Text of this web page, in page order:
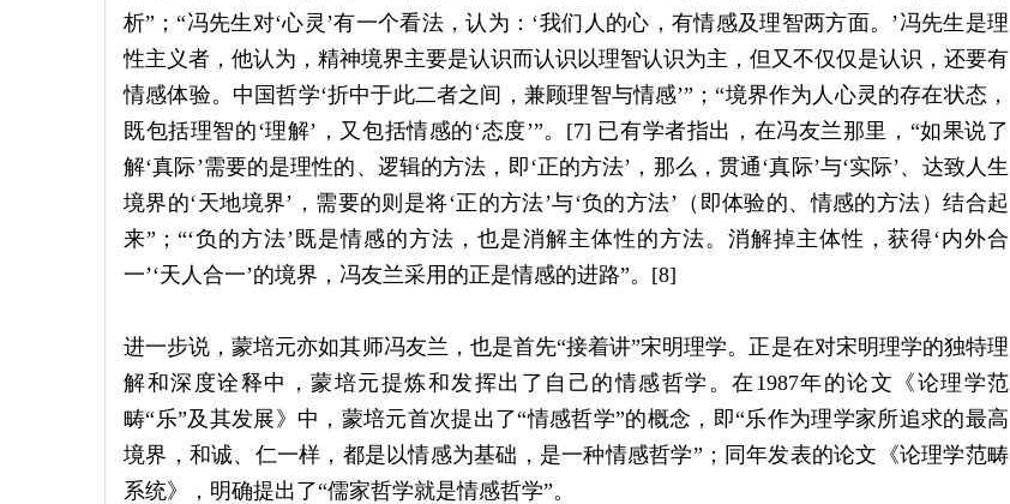
析”；“冯先生对‘心灵’有一个看法，认为：‘我们人的心，有情感及理智两方面。’冯先生是理
性主义者，他认为，精神境界主要是认识而认识以理智认识为主，但又不仅仅是认识，还要有
情感体验。中国哲学‘折中于此二者之间，兼顾理智与情感’”；“境界作为人心灵的存在状态，
既包括理智的‘理解’，又包括情感的‘态度’”。[7] 已有学者指出，在冯友兰那里，“如果说了
解‘真际’需要的是理性的、逻辑的方法，即‘正的方法’，那么，贯通‘真际’与‘实际’、达致人生
境界的‘天地境界’，需要的则是将‘正的方法’与‘负的方法’（即体验的、情感的方法）结合起
来”；“‘负的方法’既是情感的方法，也是消解主体性的方法。消解掉主体性，获得‘内外合
一’‘天人合一’的境界，冯友兰采用的正是情感的进路”。[8]
进一步说，蒙培元亦如其师冯友兰，也是首先“接着讲”宋明理学。正是在对宋明理学的独特理
解和深度诠释中，蒙培元提炼和发挥出了自己的情感哲学。在1987年的论文《论理学范
畴“乐”及其发展》中，蒙培元首次提出了“情感哲学”的概念，即“乐作为理学家所追求的最高
境界，和诚、仁一样，都是以情感为基础，是一种情感哲学”；同年发表的论文《论理学范畴
系统》，明确提出了“儒家哲学就是情感哲学”。